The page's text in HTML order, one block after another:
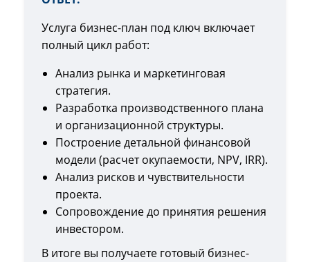
Услуга бизнес-план под ключ включает
полный цикл работ:
Анализ рынка и маркетинговая
стратегия.
Разработка производственного плана
и организационной структуры.
Построение детальной финансовой
модели (расчет окупаемости, NPV, IRR).
Анализ рисков и чувствительности
проекта.
Сопровождение до принятия решения
инвестором.
В итоге вы получаете готовый бизнес-